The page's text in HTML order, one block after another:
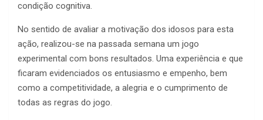
condição cognitiva.
No sentido de avaliar a motivação dos idosos para esta
ação, realizou-se na passada semana um jogo
experimental com bons resultados. Uma experiência e que
ficaram evidenciados os entusiasmo e empenho, bem
como a competitividade, a alegria e o cumprimento de
todas as regras do jogo.